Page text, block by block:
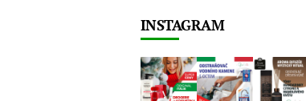
INSTAGRAM